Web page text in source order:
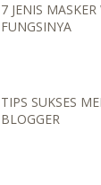
7 JENIS
FUNGSINYA
TIPS SUKSES
BLOGGER